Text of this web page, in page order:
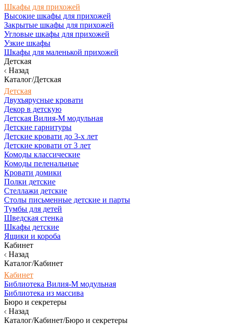
Шкафы для прихожей
Высокие шкафы для прихожей
Закрытые шкафы для прихожей
Угловые шкафы для прихожей
Узкие шкафы
Шкафы для маленькой прихожей
Детская
Назад
Каталог/Детская
Детская
Двухъярусные кровати
Декор в детскую
Детская Вилия-М модульная
Детские гарнитуры
Детские кровати до 3-х лет
Детские кровати от 3 лет
Комоды классические
Комоды пеленальные
Кровати домики
Полки детские
Стеллажи детские
Столы письменные детские и парты
Тумбы для детей
Шведская стенка
Шкафы детские
Ящики и короба
Кабинет
Назад
Каталог/Кабинет
Кабинет
Библиотека Вилия-М модульная
Библиотека из массива
Бюро и секретеры
Назад
Каталог/Кабинет/Бюро и секретеры